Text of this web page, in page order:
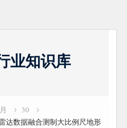
业知识库
30
达数据融合测制大比例尺地形